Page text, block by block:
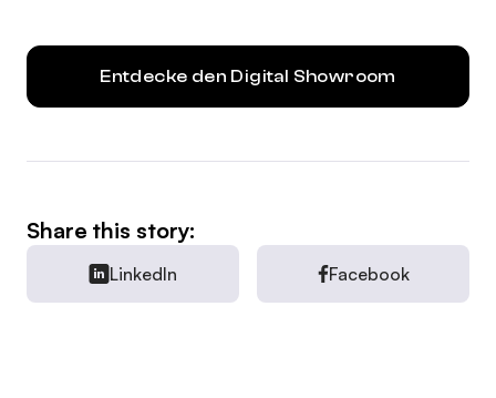
Entdecke den Digital Showroom
Share this story:
LinkedIn Facebook